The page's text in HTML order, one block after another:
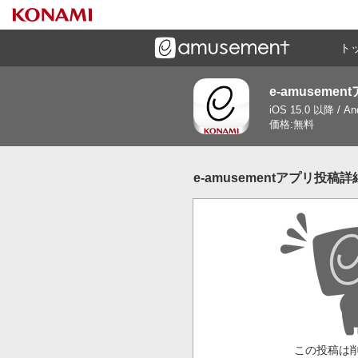
ゲームと連携したコミュニケーションアプリで
ト
e-amusement
iOS 15.0 以降 /
価格:無料
e-amusementアプリ投稿詳
この投稿は